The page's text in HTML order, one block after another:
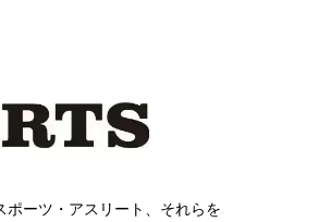
ポーツ・アスリート、それらを